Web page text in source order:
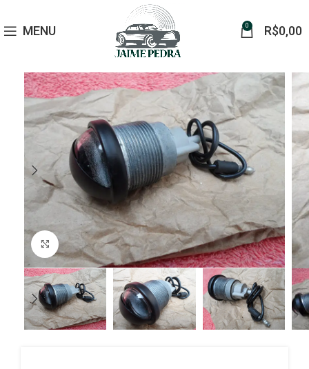
MENU 0 R$0,00
Click to enlarge